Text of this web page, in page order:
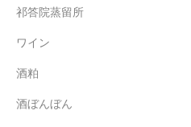
祁答院蒸留所
ワイン
酒粕
酒ぼんぼん